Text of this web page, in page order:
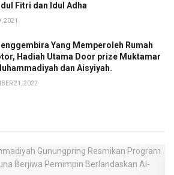
Fitri dan Idul Adha
2021
Yang Memperoleh Rumah
Hadiah Utama Door prize Muktamar
dan Aisyiyah.
21, 2022